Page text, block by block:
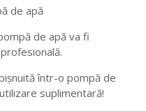
de apă
de apă va fi
într-o pompă de
suplimentară!